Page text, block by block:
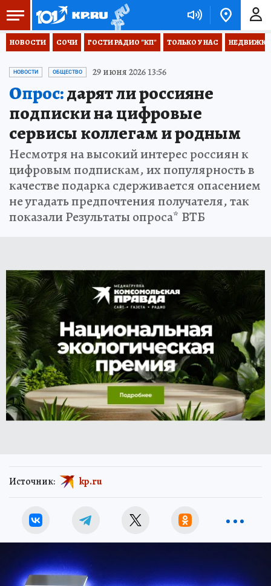
НОВОСТИ СОЧИ ГОСТИ РАДИО "КП" ТОЛЬКО У НАС НЕДВИЖКА
НОВОСТИ ОБЩЕСТВО 29 июня 2026 13:56
Опрос:дарят ли россияне
подписки на цифровые
сервисы коллегам и родным
Несмотря на высокий интерес россиян к
цифровым подпискам, их популярность в
качестве подарка сдерживается опасением
не угадать предпочтения получателя, так
показали Результаты опроса* ВТБ
Источник: kp.ru